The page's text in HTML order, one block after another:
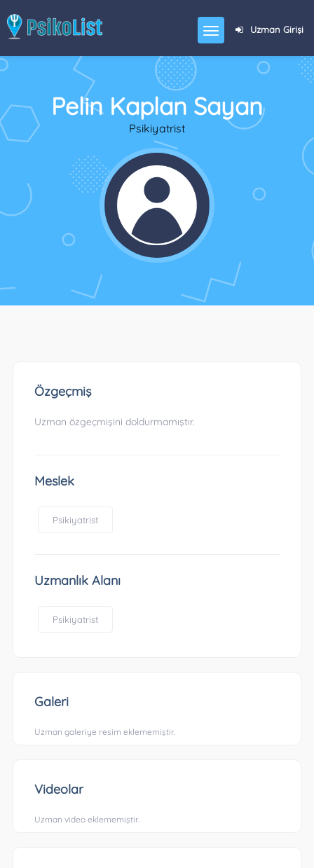
Uzman Girişi
Pelin Kaplan Sayan
Psikiyatrist
Özgeçmiş
Uzman özgeçmişini doldurmamıştır.
Meslek
Psikiyatrist
Uzmanlık Alanı
Psikiyatrist
Galeri
Uzman galeriye resim eklememiştir.
Videolar
Uzman video eklememiştir.